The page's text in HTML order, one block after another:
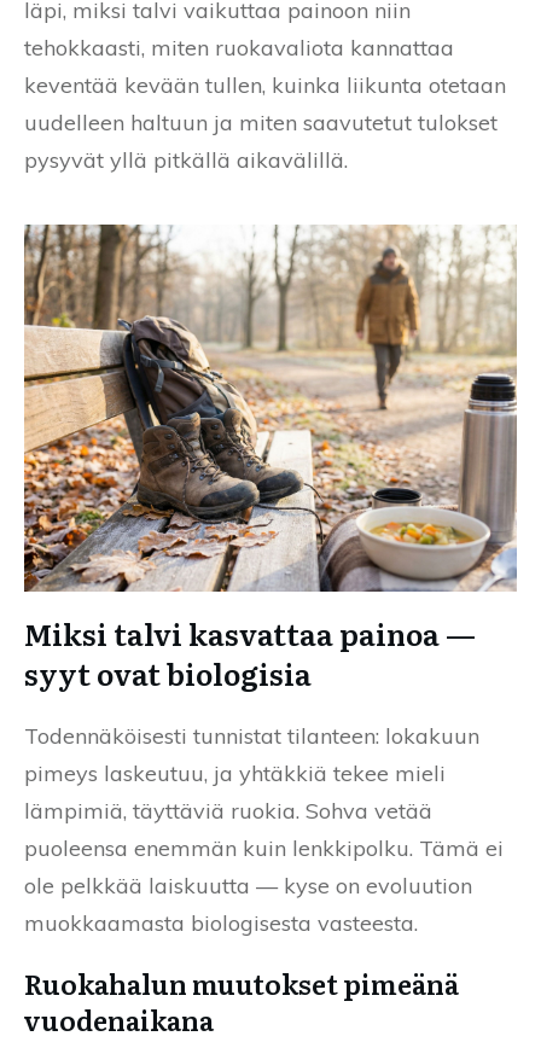
läpi, miksi talvi vaikuttaa painoon niin
tehokkaasti, miten ruokavaliota kannattaa
keventää kevään tullen, kuinka liikunta otetaan
uudelleen haltuun ja miten saavutetut tulokset
pysyvät yllä pitkällä aikavälillä.
Miksi talvi kasvattaa painoa —
syyt ovat biologisia
Todennäköisesti tunnistat tilanteen: lokakuun
pimeys laskeutuu, ja yhtäkkiä tekee mieli
lämpimiä, täyttäviä ruokia. Sohva vetää
puoleensa enemmän kuin lenkkipolku. Tämä ei
ole pelkkää laiskuutta — kyse on evoluution
muokkaamasta biologisesta vasteesta.
Ruokahalun muutokset pimeänä
vuodenaikana